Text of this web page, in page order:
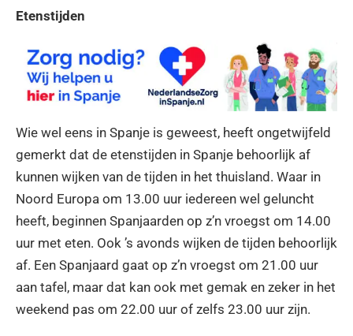
Etenstijden
Wie wel eens in Spanje is geweest, heeft ongetwijfeld
gemerkt dat de etenstijden in Spanje behoorlijk af
kunnen wijken van de tijden in het thuisland. Waar in
Noord Europa om 13.00 uur iedereen wel geluncht
heeft, beginnen Spanjaarden op z’n vroegst om 14.00
uur met eten. Ook ’s avonds wijken de tijden behoorlijk
af. Een Spanjaard gaat op z’n vroegst om 21.00 uur
aan tafel, maar dat kan ook met gemak en zeker in het
weekend pas om 22.00 uur of zelfs 23.00 uur zijn.